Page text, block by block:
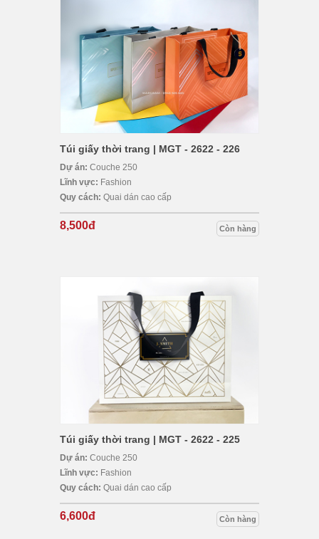
Túi giấy thời trang | MGT - 2622 - 226
Dự án: Couche 250
Lĩnh vực: Fashion
Quy cách: Quai dán cao cấp
8,500đ Còn hàng
Túi giấy thời trang | MGT - 2622 - 225
Dự án: Couche 250
Lĩnh vực: Fashion
Quy cách: Quai dán cao cấp
6,600đ Còn hàng